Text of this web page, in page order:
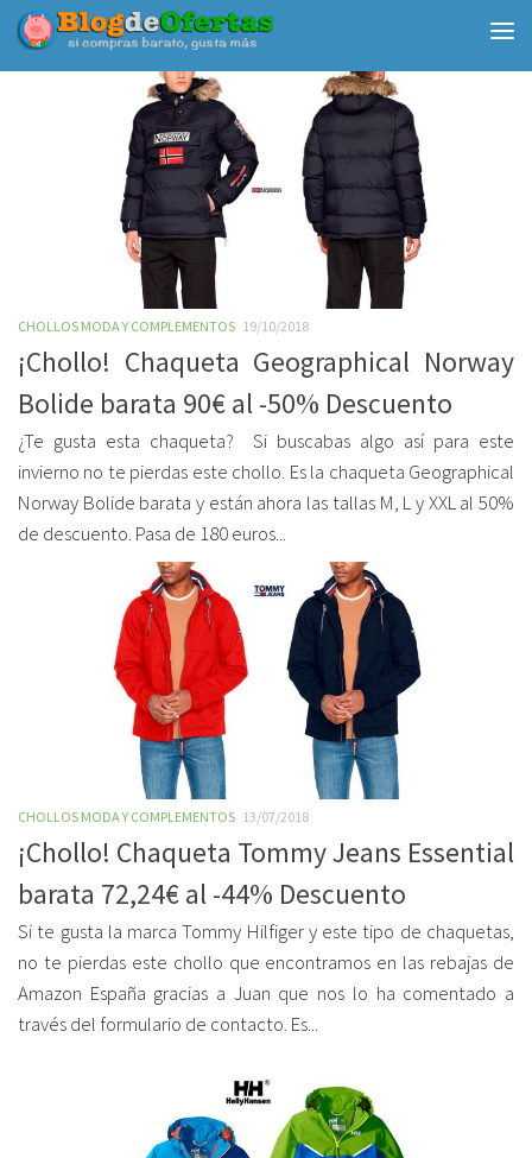
Debajo del contenido
CHOLLOS MODA Y COMPLEMENTOS 19/10/2018
¡Chollo! Chaqueta Geographical Norway
Bolide barata 90€ al -50% Descuento
¿Te gusta esta chaqueta? Si buscabas algo así para este
invierno no te pierdas este chollo. Es la chaqueta Geographical
Norway Bolide barata y están ahora las tallas M, L y XXL al 50%
de descuento. Pasa de 180 euros...
CHOLLOS MODA Y COMPLEMENTOS 13/07/2018
¡Chollo! Chaqueta Tommy Jeans Essential
barata 72,24€ al -44% Descuento
Si te gusta la marca Tommy Hilfiger y este tipo de chaquetas,
no te pierdas este chollo que encontramos en las rebajas de
Amazon España gracias a Juan que nos lo ha comentado a
través del formulario de contacto. Es...